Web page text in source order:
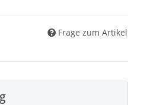
Frage zum Artikel